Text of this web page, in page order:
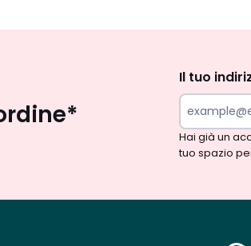
Il tuo
Hai già un
tuo spazio